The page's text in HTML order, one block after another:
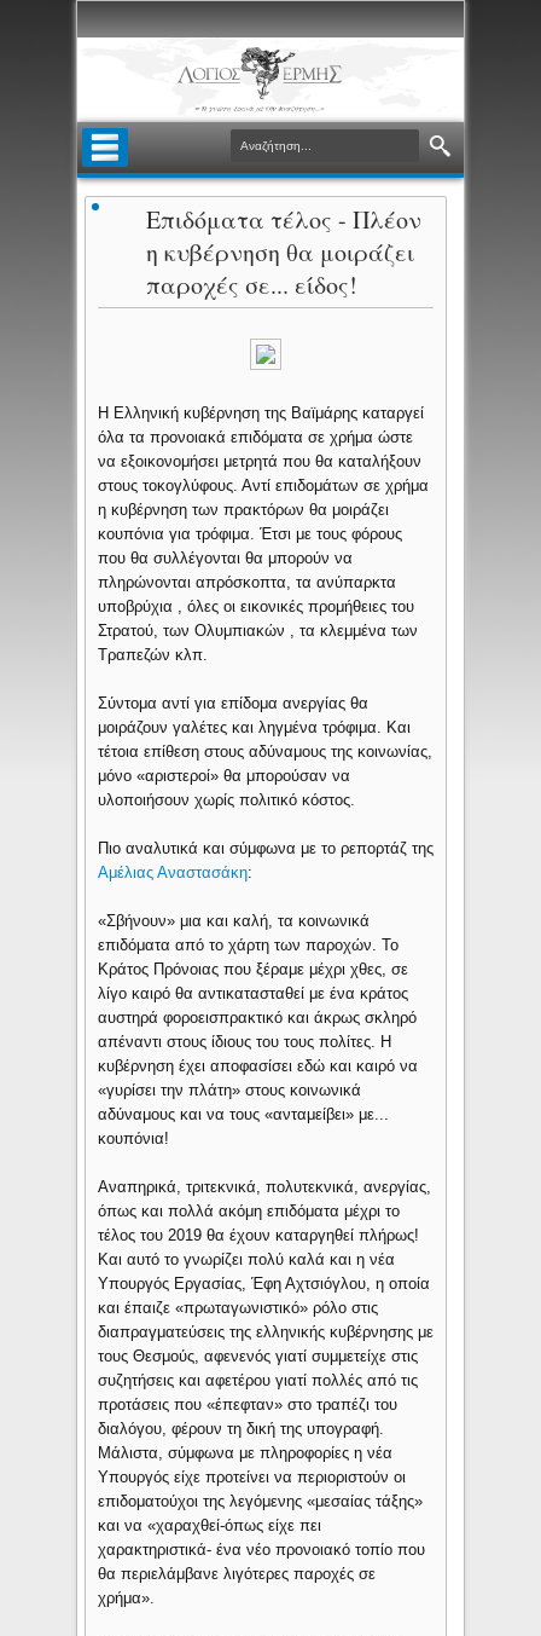
Επιδόματα τέλος - Πλέον
η κυβέρνηση θα μοιράζει
παροχές σε... είδος!
Η Ελληνική κυβέρνηση της Βαϊμάρης καταργεί
όλα τα προνοιακά επιδόματα σε χρήμα ώστε
να εξοικονομήσει μετρητά που θα καταλήξουν
στους τοκογλύφους. Αντί επιδομάτων σε χρήμα
η κυβέρνηση των πρακτόρων θα μοιράζει
κουπόνια για τρόφιμα. Έτσι με τους φόρους
που θα συλλέγονται θα μπορούν να
πληρώνονται απρόσκοπτα, τα ανύπαρκτα
υποβρύχια , όλες οι εικονικές προμήθειες του
Στρατού, των Ολυμπιακών , τα κλεμμένα των
Τραπεζών κλπ.
Σύντομα αντί για επίδομα ανεργίας θα
μοιράζουν γαλέτες και ληγμένα τρόφιμα. Και
τέτοια επίθεση στους αδύναμους της κοινωνίας,
μόνο «αριστεροί» θα μπορούσαν να
υλοποιήσουν χωρίς πολιτικό κόστος.
Πιο αναλυτικά και σύμφωνα με το ρεπορτάζ της
Αμέλιας Αναστασάκη:
«Σβήνουν» μια και καλή, τα κοινωνικά
επιδόματα από το χάρτη των παροχών. Το
Κράτος Πρόνοιας που ξέραμε μέχρι χθες, σε
λίγο καιρό θα αντικατασταθεί με ένα κράτος
αυστηρά φοροεισπρακτικό και άκρως σκληρό
απέναντι στους ίδιους του τους πολίτες. Η
κυβέρνηση έχει αποφασίσει εδώ και καιρό να
«γυρίσει την πλάτη» στους κοινωνικά
αδύναμους και να τους «ανταμείβει» με...
κουπόνια!
Αναπηρικά, τριτεκνικά, πολυτεκνικά, ανεργίας,
όπως και πολλά ακόμη επιδόματα μέχρι το
τέλος του 2019 θα έχουν καταργηθεί πλήρως!
Και αυτό το γνωρίζει πολύ καλά και η νέα
Υπουργός Εργασίας, Έφη Αχτσιόγλου, η οποία
και έπαιζε «πρωταγωνιστικό» ρόλο στις
διαπραγματεύσεις της ελληνικής κυβέρνησης με
τους Θεσμούς, αφενενός γιατί συμμετείχε στις
συζητήσεις και αφετέρου γιατί πολλές από τις
προτάσεις που «έπεφταν» στο τραπέζι του
διαλόγου, φέρουν τη δική της υπογραφή.
Μάλιστα, σύμφωνα με πληροφορίες η νέα
Υπουργός είχε προτείνει να περιοριστούν οι
επιδοματούχοι της λεγόμενης «μεσαίας τάξης»
και να «χαραχθεί-όπως είχε πει
χαρακτηριστικά- ένα νέο προνοιακό τοπίο που
θα περιελάμβανε λιγότερες παροχές σε
χρήμα».